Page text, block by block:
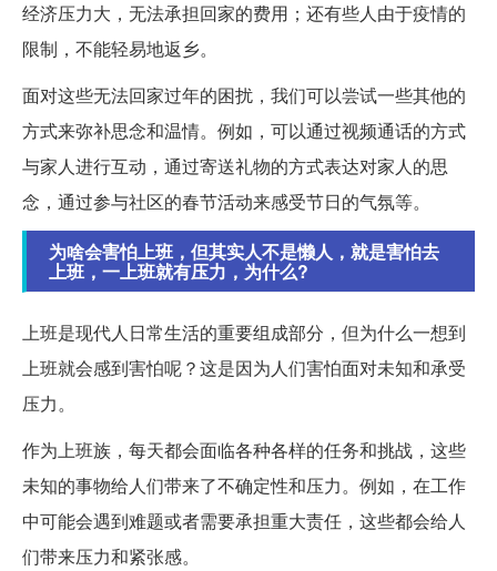
经济压力大，无法承担回家的费用；还有些人由于疫情的
限制，不能轻易地返乡。
面对这些无法回家过年的困扰，我们可以尝试一些其他的
方式来弥补思念和温情。例如，可以通过视频通话的方式
与家人进行互动，通过寄送礼物的方式表达对家人的思
念，通过参与社区的春节活动来感受节日的气氛等。
为啥会害怕上班，但其实人不是懒人，就是害怕去
上班，一上班就有压力，为什么?
上班是现代人日常生活的重要组成部分，但为什么一想到
上班就会感到害怕呢？这是因为人们害怕面对未知和承受
压力。
作为上班族，每天都会面临各种各样的任务和挑战，这些
未知的事物给人们带来了不确定性和压力。例如，在工作
中可能会遇到难题或者需要承担重大责任，这些都会给人
们带来压力和紧张感。